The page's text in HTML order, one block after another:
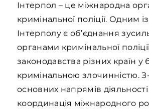
Інтерпол – це міжнародна
кримінальної поліції. Одним
Інтерполу є об’єднання
органами кримінальної
законодавства різних країн у
кримінальною злочинністю.
основних напрямів
координація міжнародного